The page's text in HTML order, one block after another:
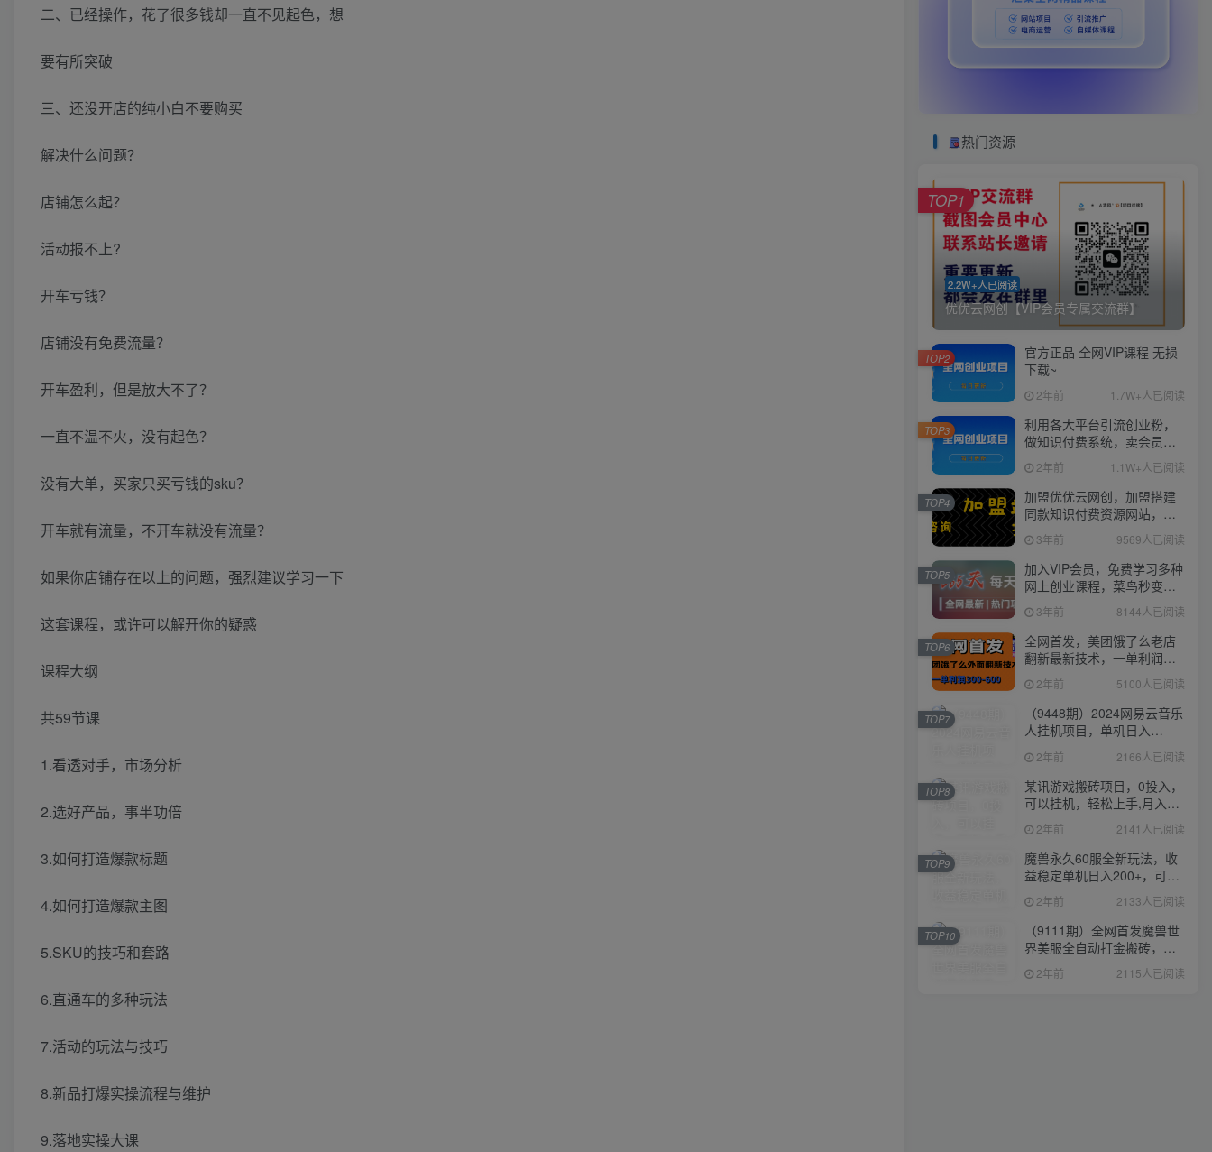
二、已经操作，花了很多钱却一直不见起色，想
要有所突破
三、还没开店的纯小白不要购买
解决什么问题？
店铺怎么起？
活动报不上?
开车亏钱？
店铺没有免费流量？
开车盈利，但是放大不了？
一直不温不火，没有起色？
没有大单，买家只买亏钱的sku？
开车就有流量，不开车就没有流量？
如果你店铺存在以上的问题，强烈建议学习一下
这套课程，或许可以解开你的疑惑
课程大纲
共59节课
1.看透对手，市场分析
2.选好产品，事半功倍
3.如何打造爆款标题
4.如何打造爆款主图
5.SKU的技巧和套路
6.直通车的多种玩法
7.活动的玩法与技巧
8.新品打爆实操流程与维护
9.落地实操大课
热门资源
2.2W+人已阅读
优优云网创【VIP会员专属交流群】
TOP1
官方正品 全网VIP课程 无损
下载~
2年前 1.7W+人已阅读
TOP2
利用各大平台引流创业粉，
做知识付费系统，卖会员，
卖课程，实现日入几百几千
2年前 1.1W+人已阅读
TOP3
加盟优优云网创，加盟搭建
同款知识付费资源网站，实
现长期稳定被动收入~
3年前 9569人已阅读
TOP4
加入VIP会员，免费学习多种
网上创业课程，菜鸟秒变大
神！
3年前 8144人已阅读
TOP5
全网首发，美团饿了么老店
翻新最新技术，一单利润
300-600
2年前 5100人已阅读
TOP6
（9448期）2024网易云音乐
人挂机项目，单机日入
150+，无脑月入5000+
2年前 2166人已阅读
TOP7
某讯游戏搬砖项目，0投入，
可以挂机，轻松上手,月入
3000+上不封顶
2年前 2141人已阅读
TOP8
魔兽永久60服全新玩法，收
益稳定单机日入200+，可以
多开矩阵操作。
2年前 2133人已阅读
TOP9
（9111期）全网首发魔兽世
界美服全自动打金搬砖，日
入1000+，简单好操作，保
姆级教学
2年前 2115人已阅读
TOP10